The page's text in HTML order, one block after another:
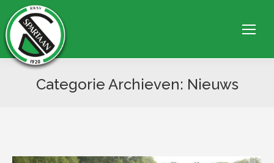
Categorie Archieven: Nieuws